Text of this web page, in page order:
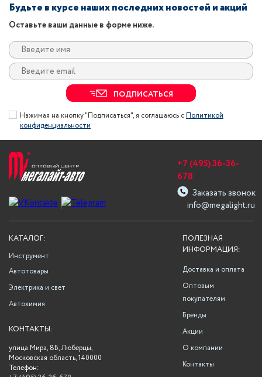
Будьте в курсе наших последних новостей и акций
Оставьте ваши данные в форме ниже.
ПОДПИСАТЬСЯ
Нажимая на кнопку "Подписаться", я соглашаюсь сПолитикой
конфиденциальности
info@megalight.ru
+7 (495) 36-36-
678
Заказать звонок
ПОЛЕЗНАЯ
ИНФОРМАЦИЯ:
Доставка и оплата
Оптовым
покупателям
Бренды
Акции
О компании
Контакты
КАТАЛОГ:
Инструмент
Автотовары
Электрика и свет
Автохимия
КОНТАКТЫ:
улица Мира, 8Б, Люберцы,
Московская область, 140000
Телефон: